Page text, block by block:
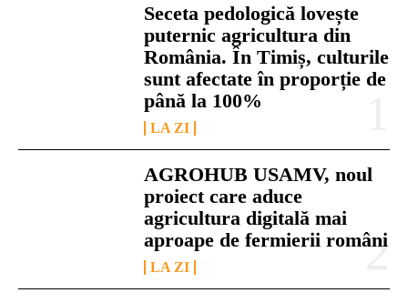
Seceta pedologică lovește
puternic agricultura din
România. În Timiș, culturile
sunt afectate în proporție de
până la 100%
LA ZI
AGROHUB USAMV, noul
proiect care aduce
agricultura digitală mai
aproape de fermierii români
LA ZI